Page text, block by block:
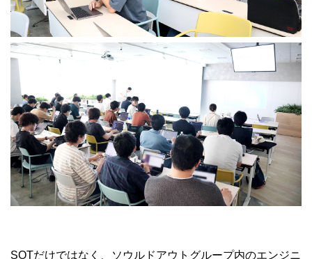
SOTだけではなく、ソウルドアウトグループ内のエンジニ